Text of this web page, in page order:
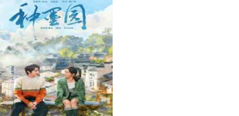
暗語引流？午夜直播
間亂象
法治在線
“AI雙星”上空有何新本
領？